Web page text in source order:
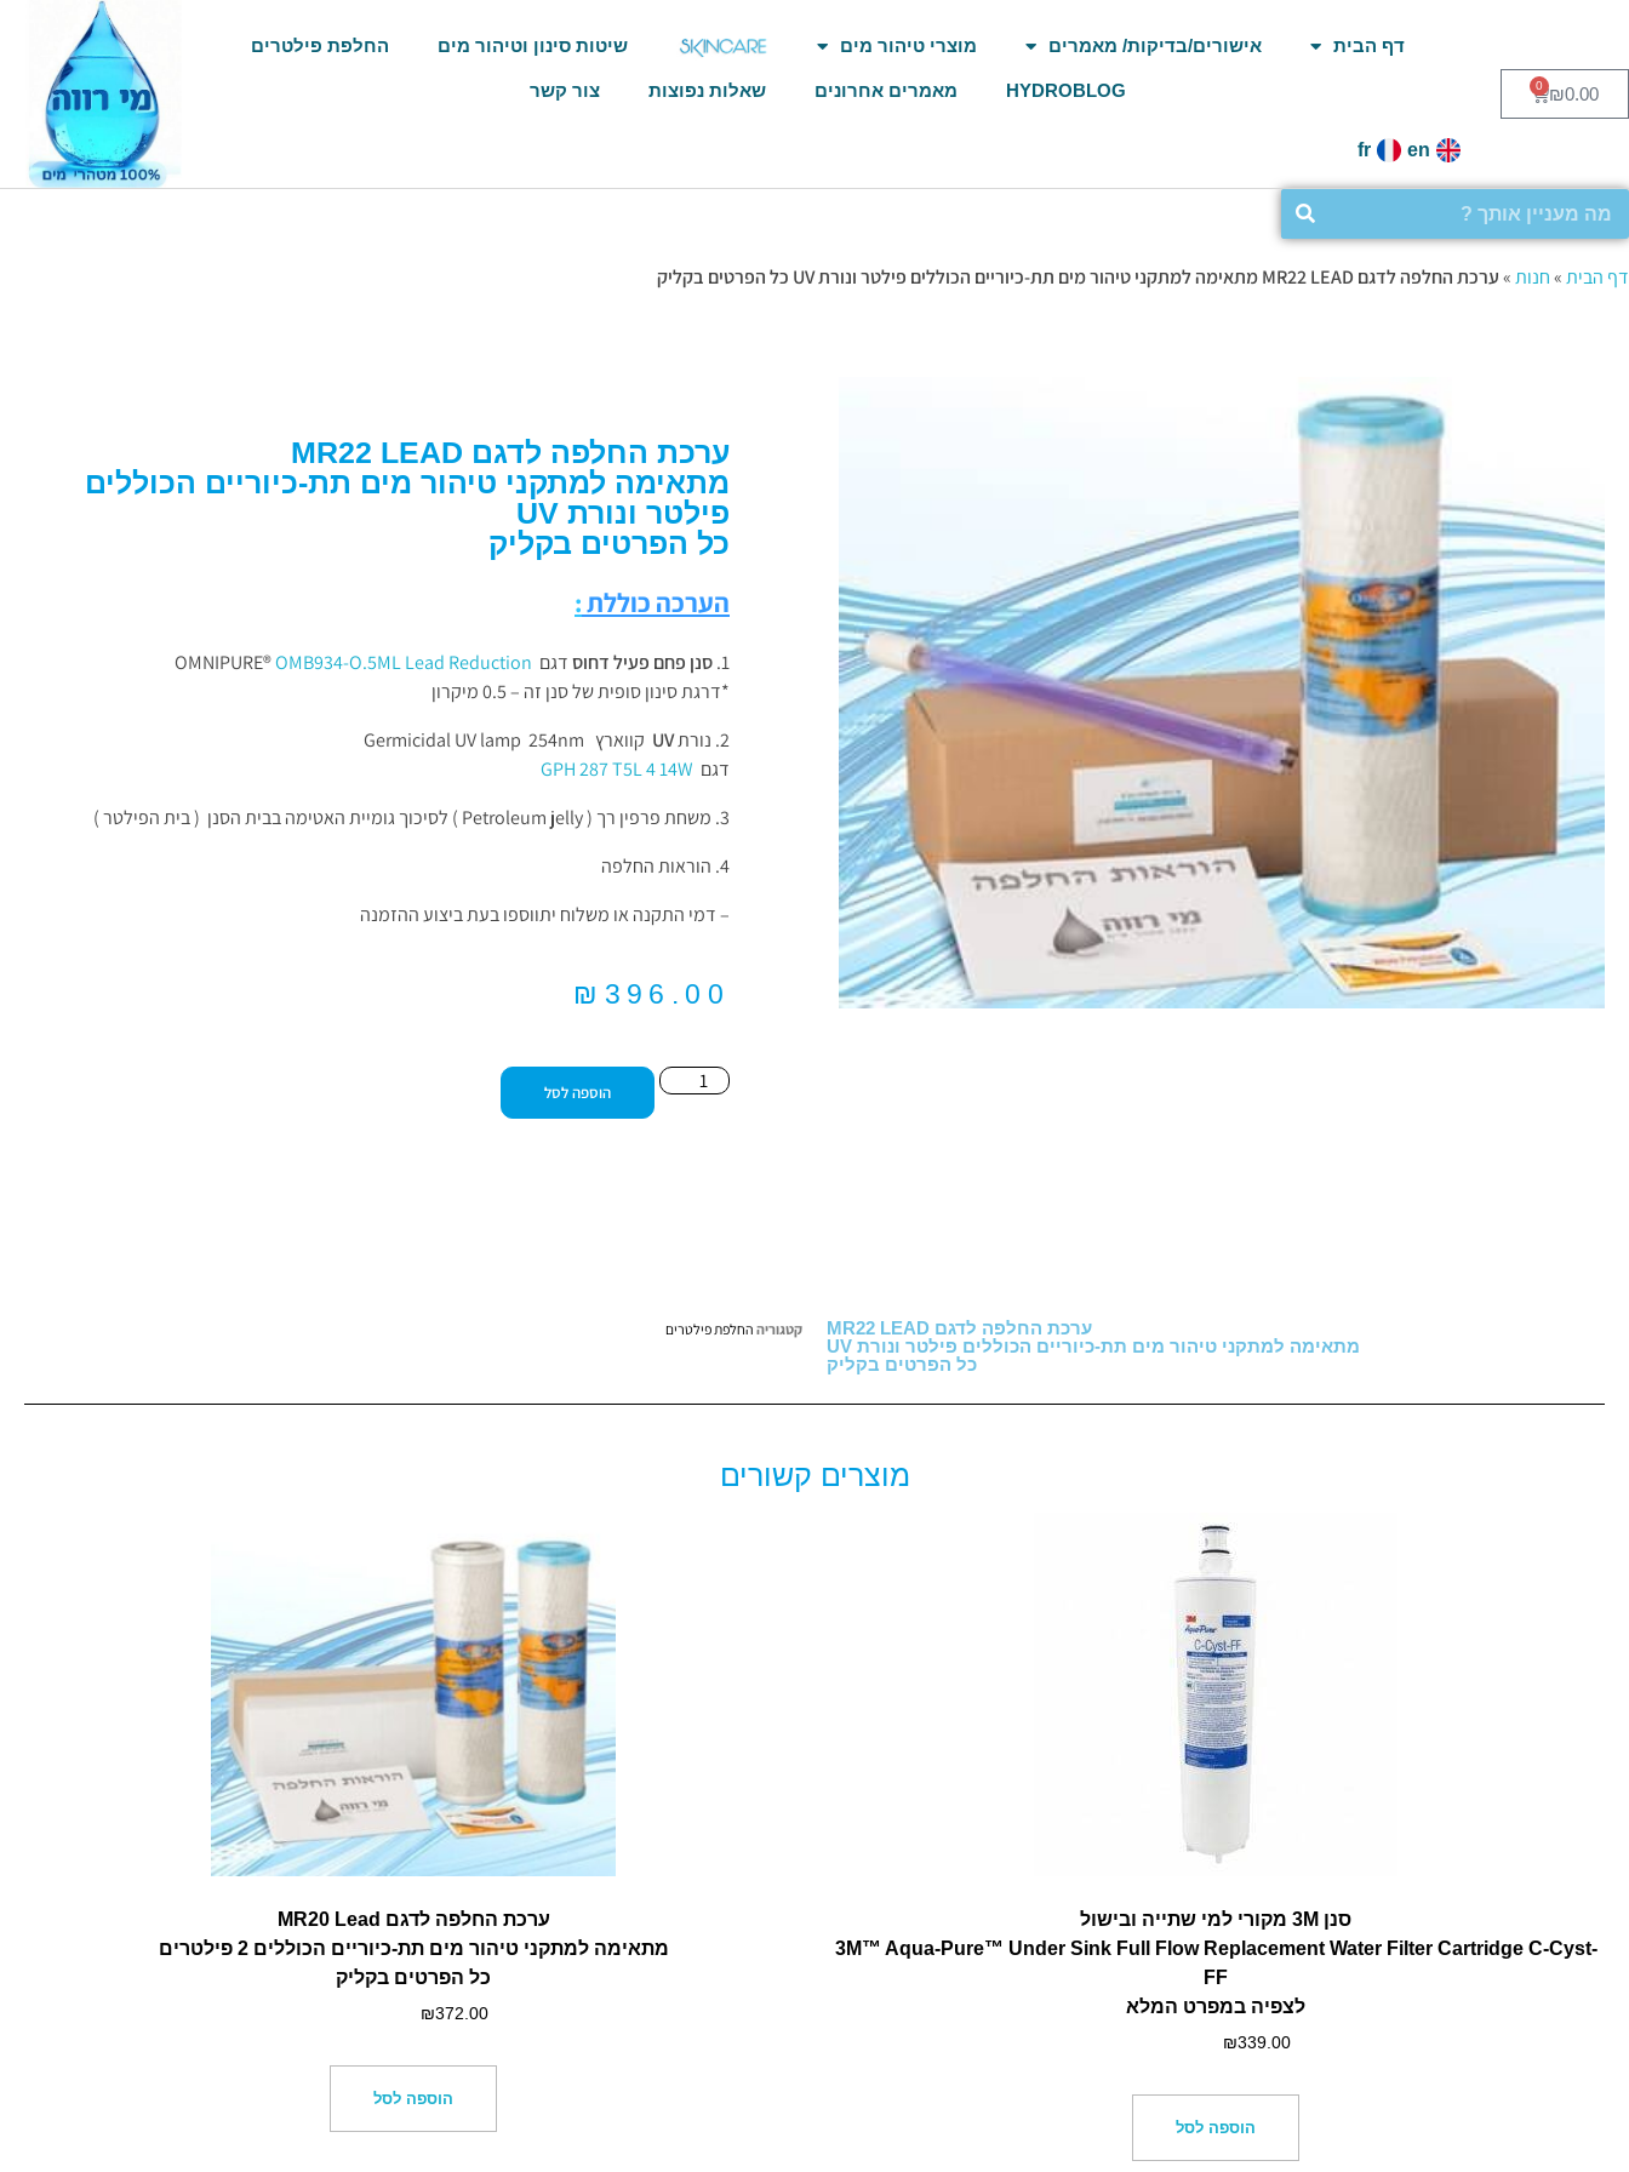
₪0.00
0
דף הבית אישורים/בדיקות/ מאמרים מוצרי טיהור מים שיטות סינון וטיהור מים החלפת פילטרים
HYDROBLOG מאמרים אחרונים שאלות נפוצות צור קשר
en
fr
דף הבית»חנות»ערכת החלפה לדגם MR22 LEAD מתאימה למתקני טיהור מים תת-כיוריים הכוללים פילטר ונורת UV כל הפרטים בקליק
ערכת החלפה לדגם MR22 LEAD
מתאימה למתקני טיהור מים תת-כיוריים הכוללים
פילטר ונורת UV
כל הפרטים בקליק
הערכה כוללת:
סנן פחם פעיל דחוסדגם OMNIPURE® OMB934-O.5ML Lead Reduction
*דרגת סינון סופית של סנן זה – 0.5 מיקרון
נורתUV קווארץ Germicidal UV lamp 254nm
דגם GPH 287 T5L 4 14W
משחת פרפין רך ( Petroleum jelly ) לסיכוך גומיית האטימה בבית הסנן ( בית הפילטר )
הוראות החלפה
– דמי התקנה או משלוח יתווספו בעת ביצוע ההזמנה
₪ 396.00
הוספה לסל
ערכת החלפה לדגם MR22 LEAD
מתאימה למתקני טיהור מים תת-כיוריים הכוללים פילטר ונורת UV
כל הפרטים בקליק
קטגוריה החלפת פילטרים
מוצרים קשורים
סנן 3M מקורי למי שתייה ובישול
3M™ Aqua-Pure™ Under Sink Full Flow Replacement Water Filter Cartridge C-Cyst-
FF
לצפיה במפרט המלא
₪339.00
הוספה לסל
ערכת החלפה לדגם MR20 Lead
מתאימה למתקני טיהור מים תת-כיוריים הכוללים 2 פילטרים
כל הפרטים בקליק
₪372.00
הוספה לסל